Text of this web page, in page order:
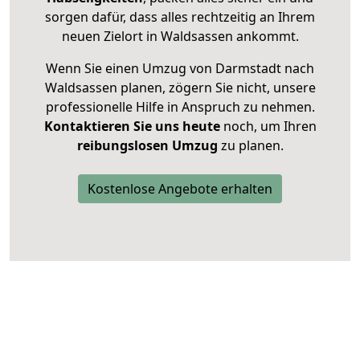
sorgen dafür, dass alles rechtzeitig an Ihrem
neuen Zielort in Waldsassen ankommt.
Wenn Sie einen Umzug von Darmstadt nach
Waldsassen planen, zögern Sie nicht, unsere
professionelle Hilfe in Anspruch zu nehmen.
Kontaktieren Sie uns heutenoch, um Ihren
reibungslosen Umzug zu planen.
Kostenlose Angebote erhalten